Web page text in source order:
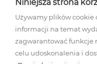
Niniejsza strona
Używamy plików
informacji na temat
zagwarantować funkcje
celu udoskonalenia i